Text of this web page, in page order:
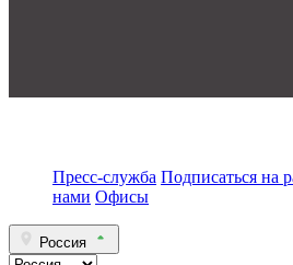
Пресс-служба Подписаться на
нами Офисы
Россия